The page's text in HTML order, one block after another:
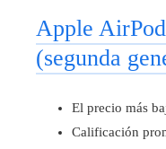
Apple
(segunda
El precio más
Calificación